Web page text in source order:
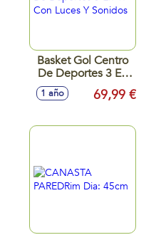
Basket Gol Centro
De Deportes 3 En
1. Con Luces Y
Sonidos
1 año 69,99 €